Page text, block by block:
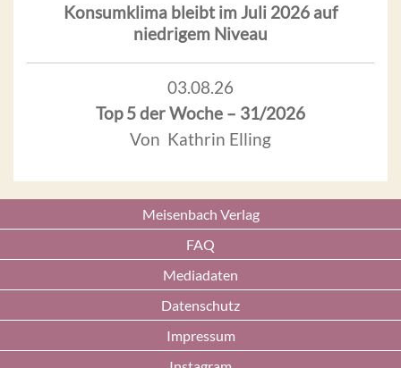
Konsumklima bleibt im Juli 2026 auf
niedrigem Niveau
03.08.26
Top 5 der Woche – 31/2026
Von Kathrin Elling
Meisenbach Verlag
FAQ
Mediadaten
Datenschutz
Impressum